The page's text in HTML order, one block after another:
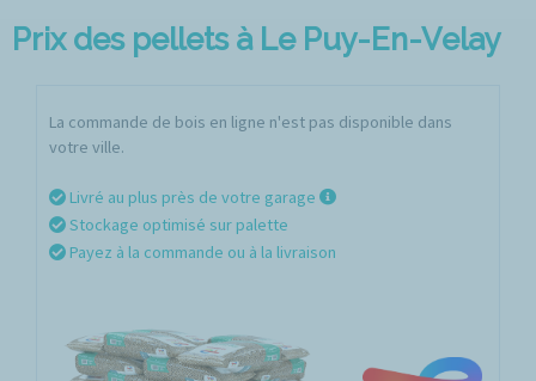
Prix des pellets à Le Puy-En-Velay
La commande de bois en ligne n'est pas disponible dans
votre ville.
Livré au plus près de votre garage
Stockage optimisé sur palette
Payez à la commande ou à la livraison